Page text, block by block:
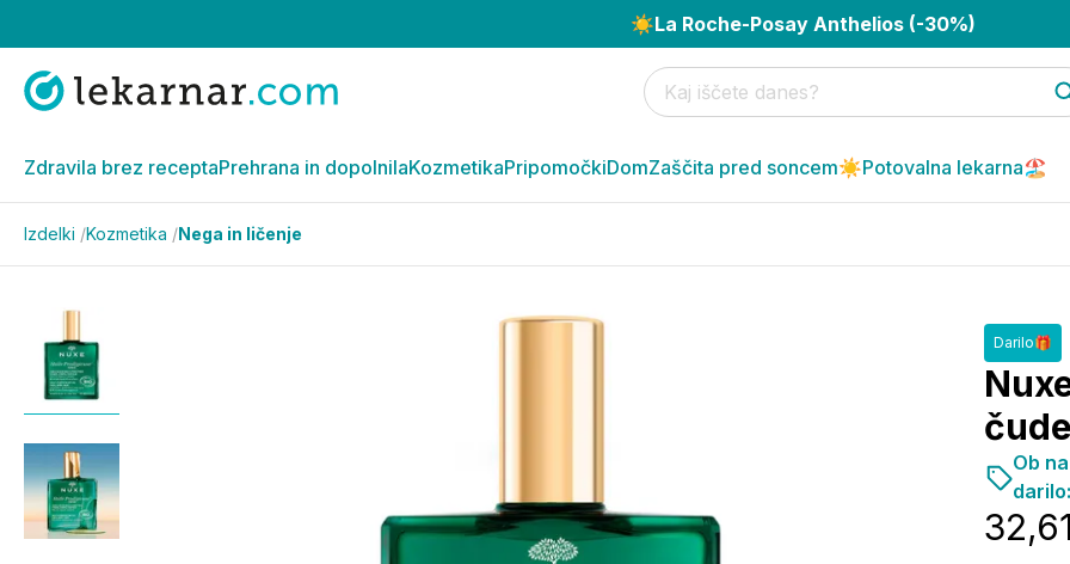
☀️La Roche-Posay Anthelios (-30%)
Zdravila brez receptaPrehrana in dopolnilaKozmetikaPripomočkiDomZaščita pred soncem☀️Potovalna lekarna🏖️
Izdelki /Kozmetika /Nega in ličenje
Darilo🎁
Ob